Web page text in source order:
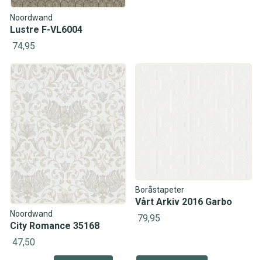
Noordwand
Lustre F-VL6004
74,95
Noordwand
City Romance 35168
47,50
Boråstapeter
Vårt Arkiv 2016 Garbo
79,95